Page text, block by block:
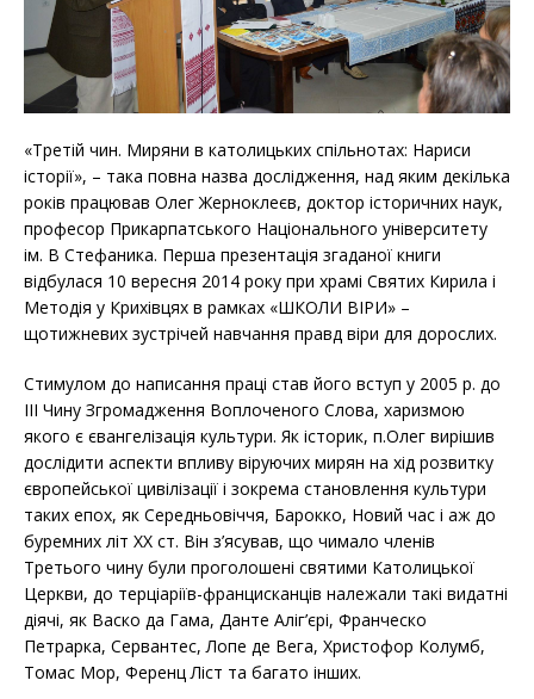
«Третій чин. Миряни в католицьких спільнотах: Нариси
історії», – така повна назва дослідження, над яким декілька
років працював Олег Жерноклеєв, доктор історичних наук,
професор Прикарпатського Національного університету
ім. В Стефаника. Перша презентація згаданої книги
відбулася 10 вересня 2014 року при храмі Святих Кирила і
Методія у Крихівцях в рамках «ШКОЛИ ВІРИ» –
щотижневих зустрічей навчання правд віри для дорослих.
Стимулом до написання праці став його вступ у 2005 р. до
ІІІ Чину Згромадження Воплоченого Слова, харизмою
якого є євангелізація культури. Як історик, п.Олег вирішив
дослідити аспекти впливу віруючих мирян на хід розвитку
європейської цивілізації і зокрема становлення культури
таких епох, як Середньовіччя, Барокко, Новий час і аж до
буремних літ ХХ ст. Він з’ясував, що чимало членів
Третього чину були проголошені святими Католицької
Церкви, до терціаріїв-францисканців належали такі видатні
діячі, як Васко да Гама, Данте Аліг’єрі, Франческо
Петрарка, Сервантес, Лопе де Вега, Христофор Колумб,
Томас Мор, Ференц Ліст та багато інших.